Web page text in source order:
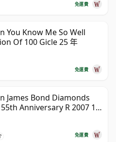
免運費
You Know Me So Well
Of 100 Gicle 25 年
免運費
James Bond Diamonds
Anniversary R 2007 18
免運費